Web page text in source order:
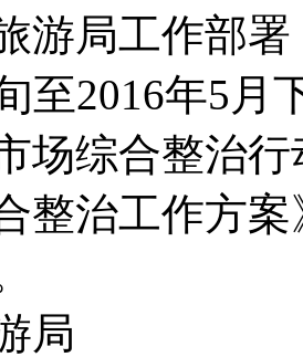
游局工作部
至2016年5月
场综合整治
整治工作方
局